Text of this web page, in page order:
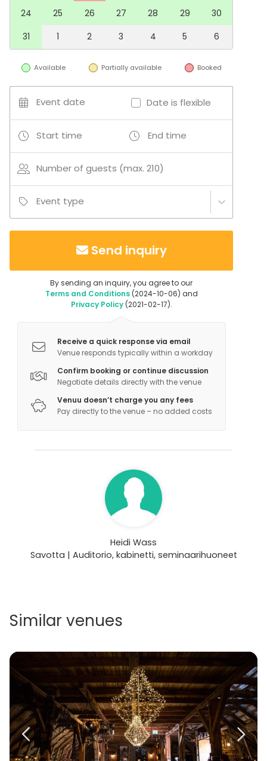
24
25 26 27 28 29
30
31
1 2 3 4 5 6
Available Partially available Booked
Event date Date is flexible
Start time End time
Number of guests (max. 210)
Event type
Send inquiry
By sending an inquiry, you agree to our
Terms and Conditions(2024-10-06) and
Privacy Policy(2021-02-17).
Receive a quick response via email
Venue responds typically within a workday
Confirm booking or continue discussion
Negotiate details directly with the venue
Venuu doesn’t charge you any fees
Pay directly to the venue – no added costs
Heidi Wass
Savotta | Auditorio, kabinetti, seminaarihuoneet
Similar venues